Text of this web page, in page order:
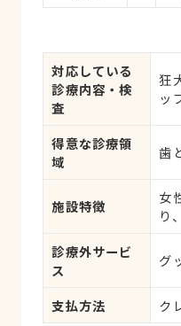
対応している
診療内容・検
査
狂
ッ
得意な診療領
域
歯
施設特徴
女
り
診療外サービ
ス
グ
支払方法 ク